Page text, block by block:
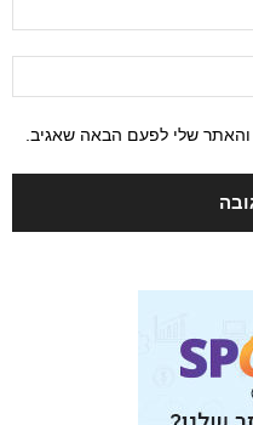
שלי לפעם הבאה שאגיב.